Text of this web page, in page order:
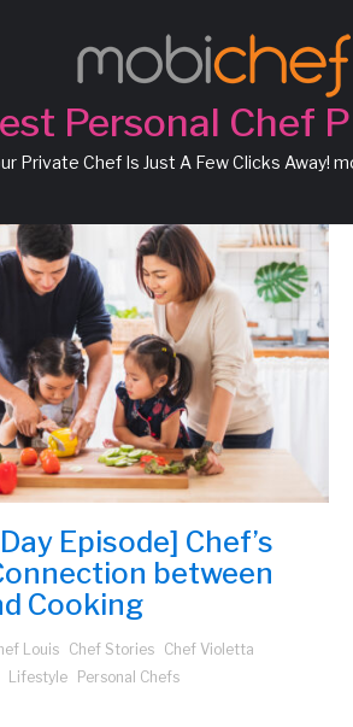
Personal Chef
Private Chef Is Just A Few Clicks Away!
Episode] Chef’s
between
Cooking
Louis Chef Stories Chef Violetta
Lifestyle Personal Chefs